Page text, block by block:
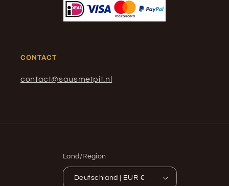
CONTACT
contact@sausmetpit.nl
Land/Region
Deutschland | EUR €